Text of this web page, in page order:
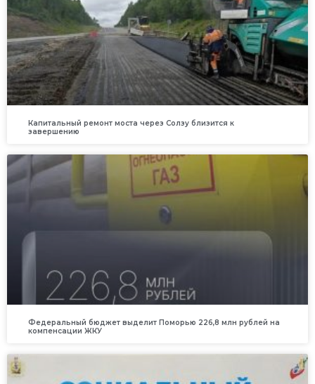
Капитальный ремонт моста через Солзу близится к
завершению
Федеральный бюджет выделит Поморью 226,8 млн рублей на
компенсации ЖКУ